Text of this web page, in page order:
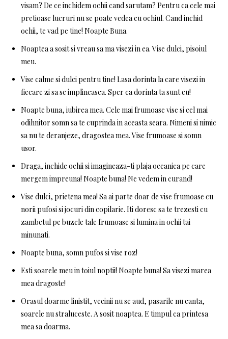
visam? De ce inchidem ochii cand sarutam? Pentru ca cele mai
pretioase lucruri nu se poate vedea cu ochiul. Cand inchid
ochii, te vad pe tine! Noapte Buna.
Noaptea a sosit si vreau sa ma visezi in ea. Vise dulci, pisoiul
meu.
Vise calme si dulci pentru tine! Lasa dorinta la care visezi in
fiecare zi sa se implineasca. Sper ca dorinta ta sunt eu!
Noapte buna, iubirea mea. Cele mai frumoase vise si cel mai
odihnitor somn sa te cuprinda in aceasta seara. Nimeni si nimic
sa nu te deranjeze, dragostea mea. Vise frumoase si somn
usor.
Draga, inchide ochii si imagineaza-ti plaja oceanica pe care
mergem impreuna! Noapte buna! Ne vedem in curand!
Vise dulci, prietena mea! Sa ai parte doar de vise frumoase cu
norii pufosi si jocuri din copilarie. Iti doresc sa te trezesti cu
zambetul pe buzele tale frumoase si lumina in ochii tai
minunati.
Noapte buna, somn pufos si vise roz!
Esti soarele meu in toiul noptii! Noapte buna! Sa visezi marea
mea dragoste!
Orasul doarme linistit, vecinii nu se aud, pasarile nu canta,
soarele nu straluceste. A sosit noaptea. E timpul ca printesa
mea sa doarma.